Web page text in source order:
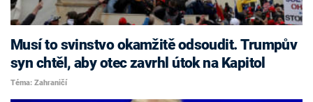
Musí to svinstvo okamžitě odsoudit. Trumpův
syn chtěl, aby otec zavrhl útok na Kapitol
Téma: Zahraničí